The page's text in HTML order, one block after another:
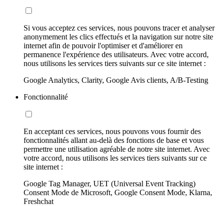
Si vous acceptez ces services, nous pouvons tracer et analyser
anonymement les clics effectués et la navigation sur notre site
internet afin de pouvoir l'optimiser et d'améliorer en
permanence l'expérience des utilisateurs. Avec votre accord,
nous utilisons les services tiers suivants sur ce site internet :
Google Analytics, Clarity, Google Avis clients, A/B-Testing
Fonctionnalité
En acceptant ces services, nous pouvons vous fournir des
fonctionnalités allant au-delà des fonctions de base et vous
permettre une utilisation agréable de notre site internet. Avec
votre accord, nous utilisons les services tiers suivants sur ce
site internet :
Google Tag Manager, UET (Universal Event Tracking)
Consent Mode de Microsoft, Google Consent Mode, Klarna,
Freshchat